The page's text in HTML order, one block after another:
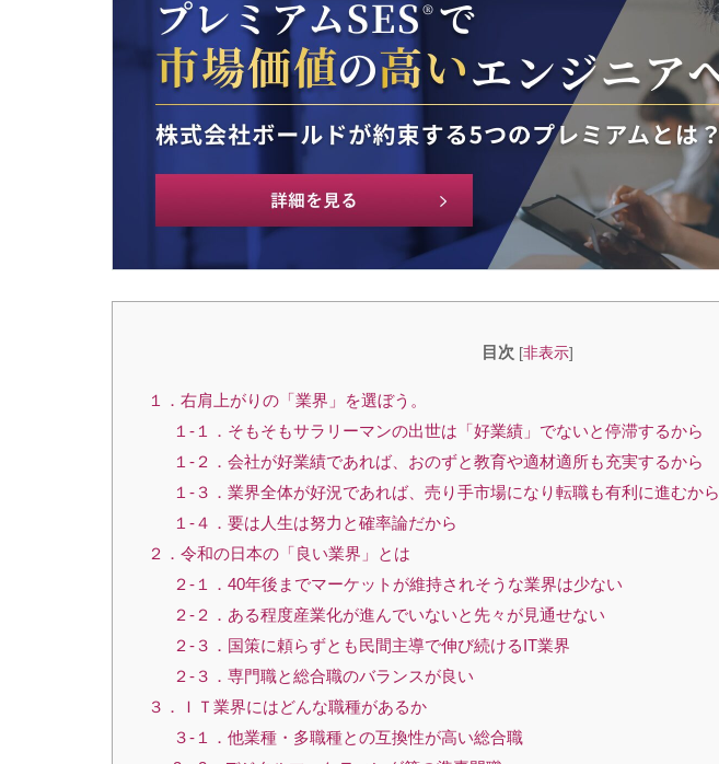
目次 [非表示]
１．右肩上がりの「業界」を選ぼう。
１-１．そもそもサラリーマンの出世は「好業績」でないと停滞するから
１-２．会社が好業績であれば、おのずと教育や適材適所も充実するから
１-３．業界全体が好況であれば、売り手市場になり転職も有利に進むから
１-４．要は人生は努力と確率論だから
２．令和の日本の「良い業界」とは
２-１．40年後までマーケットが維持されそうな業界は少ない
２-２．ある程度産業化が進んでいないと先々が見通せない
２-３．国策に頼らずとも民間主導で伸び続けるIT業界
２-３．専門職と総合職のバランスが良い
３．ＩＴ業界にはどんな職種があるか
３-１．他業種・多職種との互換性が高い総合職